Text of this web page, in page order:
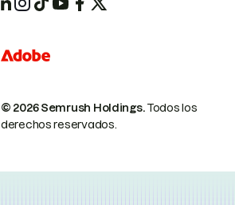
© 2026 Semrush Holdings.Todos los
derechos reservados.